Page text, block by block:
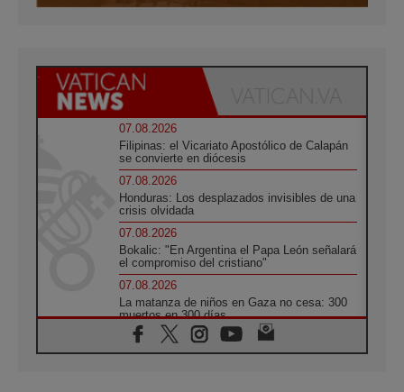
07.08.2026
Filipinas: el Vicariato Apostólico de Calapán
se convierte en diócesis
07.08.2026
Honduras: Los desplazados invisibles de una
crisis olvidada
07.08.2026
Bokalic: "En Argentina el Papa León señalará
el compromiso del cristiano"
07.08.2026
La matanza de niños en Gaza no cesa: 300
muertos en 300 días
07.08.2026
Tagle: La guerra desfigura el mundo, solo la